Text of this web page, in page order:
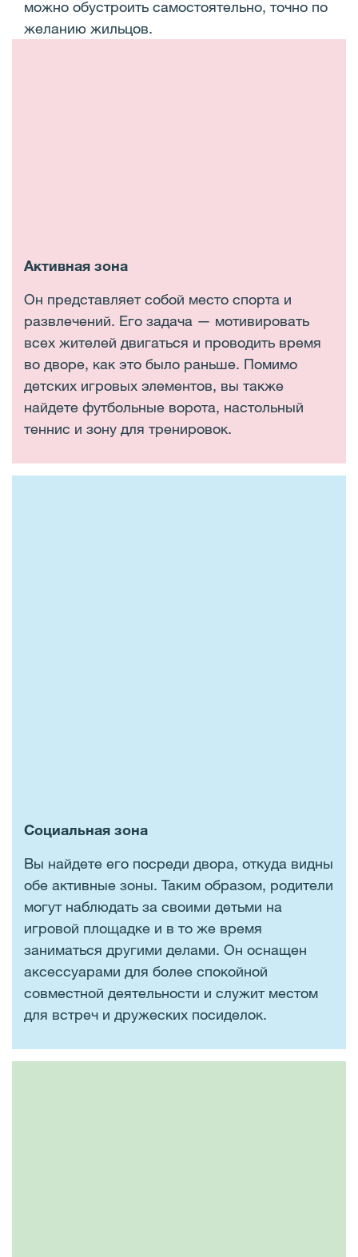
можно обустроить самостоятельно, точно по
желанию жильцов.
Активная зона
Он представляет собой место спорта и
развлечений. Его задача — мотивировать
всех жителей двигаться и проводить время
во дворе, как это было раньше. Помимо
детских игровых элементов, вы также
найдете футбольные ворота, настольный
теннис и зону для тренировок.
Социальная зона
Вы найдете его посреди двора, откуда видны
обе активные зоны. Таким образом, родители
могут наблюдать за своими детьми на
игровой площадке и в то же время
заниматься другими делами. Он оснащен
аксессуарами для более спокойной
совместной деятельности и служит местом
для встреч и дружеских посиделок.